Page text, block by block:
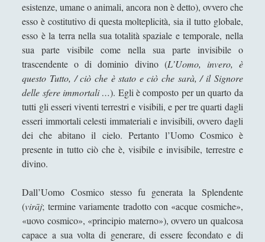
Capitolo 12. La risoluzione dell’Uno
Capitolo 13. La Parola - Vac
Capitolo 14. Jnana – canto alla
saggezza ispirata
Capitolo 15. I poteri della Parola
Capitolo 16. La Parola come enigma
Capitolo 17. La Parola sacra, ovvero
Brahman
Capitolo 19. La tragica origine del
cosmo e della Parola
Capitolo 2 - Il primo mantra
esistenze, umane o animali, ancora non è detto), ovvero che
esso è costitutivo di questa molteplicità, sia il tutto globale,
esso è la terra nella sua totalità spaziale e temporale, nella
sua parte visibile come nella sua parte invisibile o
trascendente o di dominio divino (L’Uomo, invero, è
questo Tutto, / ciò che è stato e ciò che sarà, / il Signore
delle sfere immortali …). Egli è composto per un quarto da
tutti gli esseri viventi terrestri e visibili, e per tre quarti dagli
esseri immortali celesti immateriali e invisibili, ovvero dagli
dei che abitano il cielo. Pertanto l’Uomo Cosmico è
presente in tutto ciò che è, visibile e invisibile, terrestre e
divino.
Dall’Uomo Cosmico stesso fu generata la Splendente
(virāj; termine variamente tradotto con «acque cosmiche»,
«uovo cosmico», «principio materno»), ovvero un qualcosa
capace a sua volta di generare, di essere fecondato e di